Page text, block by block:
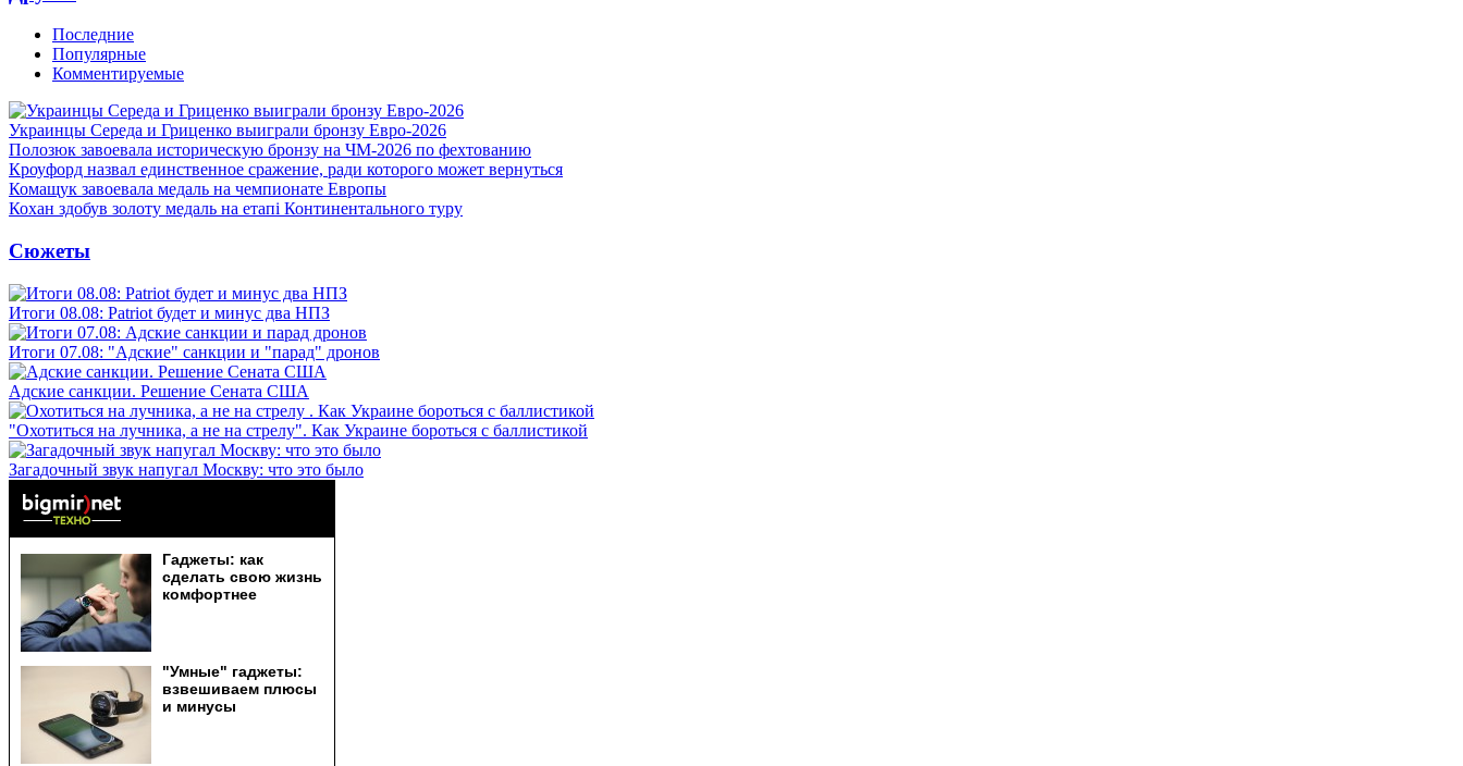
Последние
Популярные
Комментируемые
Украинцы Середа и Гриценко выиграли бронзу Евро-2026
Полозюк завоевала историческую бронзу на ЧМ-2026 по фехтованию
Кроуфорд назвал единственное сражение, ради которого может вернуться
Комащук завоевала медаль на чемпионате Европы
Кохан здобув золоту медаль на етапі Континентального туру
Сюжеты
Итоги 08.08: Patriot будет и минус два НПЗ
Итоги 07.08: "Адские" санкции и "парад" дронов
Адские санкции. Решение Сената США
"Охотиться на лучника, а не на стрелу". Как Украине бороться с баллистикой
Загадочный звук напугал Москву: что это было